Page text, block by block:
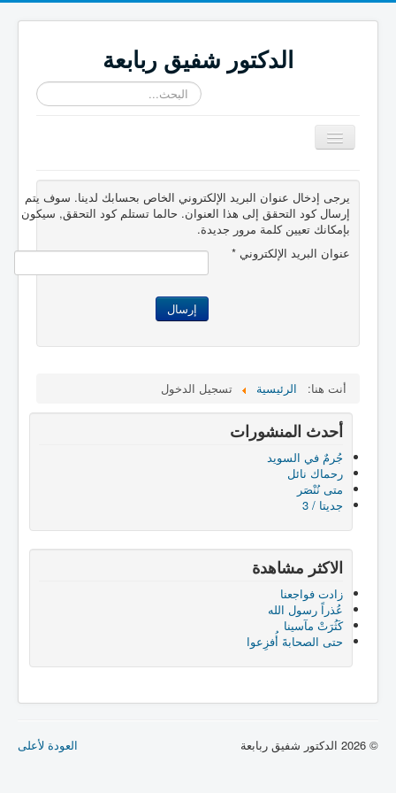
الدكتور شفيق ربابعة
البحث...
تبديل
المتصفح
≡يرجى إدخال عنوان البريد الإلكتروني الخاص بحسابك لدينا. سوف يتم
إرسال كود التحقق إلى هذا العنوان. حالما تستلم كود التحقق, سيكون
بإمكانك تعيين كلمة مرور جديدة.
عنوان البريد الإلكتروني *
إرسال
أنت هنا: الرئيسية تسجيل الدخول
أحدث المنشورات
جُرمٌ في السويد
رحماك نائل
متى نُنْصَر
جديتا / 3
الاكثر مشاهدة
زادت فواجعنا
عُذراً رسول الله
كَثُرَتْ مآسينا
حتى الصحابةَ أُفزِعوا
العودة لأعلى © 2026 الدكتور شفيق ربابعة